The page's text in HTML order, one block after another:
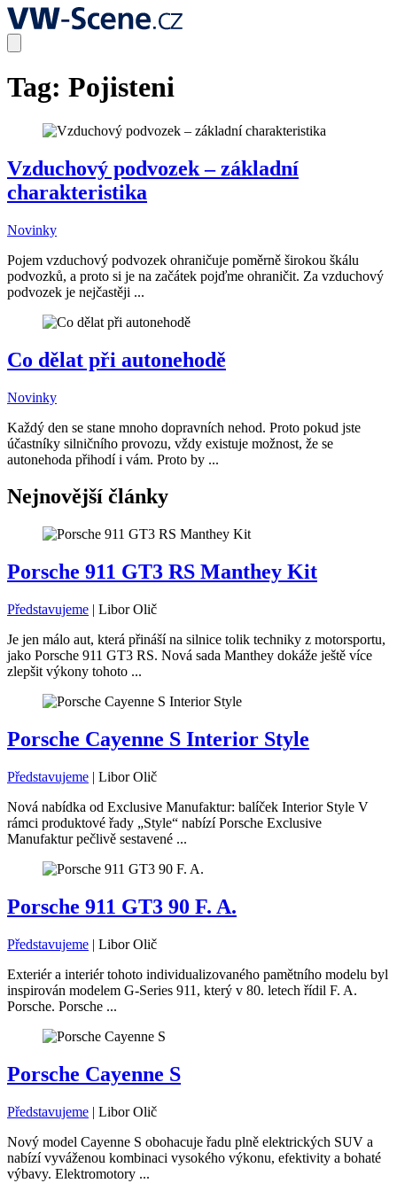
Tag: Pojisteni
Vzduchový podvozek – základní
charakteristika
Novinky
Pojem vzduchový podvozek ohraničuje poměrně širokou škálu
podvozků, a proto si je na začátek pojďme ohraničit. Za vzduchový
podvozek je nejčastěji ...
Co dělat při autonehodě
Novinky
Každý den se stane mnoho dopravních nehod. Proto pokud jste
účastníky silničního provozu, vždy existuje možnost, že se
autonehoda přihodí i vám. Proto by ...
Nejnovější články
Porsche 911 GT3 RS Manthey Kit
Představujeme | Libor Olič
Je jen málo aut, která přináší na silnice tolik techniky z motorsportu,
jako Porsche 911 GT3 RS. Nová sada Manthey dokáže ještě více
zlepšit výkony tohoto ...
Porsche Cayenne S Interior Style
Představujeme | Libor Olič
Nová nabídka od Exclusive Manufaktur: balíček Interior Style V
rámci produktové řady „Style“ nabízí Porsche Exclusive
Manufaktur pečlivě sestavené ...
Porsche 911 GT3 90 F. A.
Představujeme | Libor Olič
Exteriér a interiér tohoto individualizovaného pamětního modelu byl
inspirován modelem G-Series 911, který v 80. letech řídil F. A.
Porsche. Porsche ...
Porsche Cayenne S
Představujeme | Libor Olič
Nový model Cayenne S obohacuje řadu plně elektrických SUV a
nabízí vyváženou kombinaci vysokého výkonu, efektivity a bohaté
výbavy. Elektromotory ...